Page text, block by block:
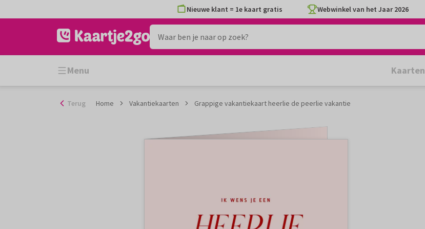
naar
Nieuwe klant = 1e kaart gratis Webwinkel van het Jaar 2026
Menu Kaarten
Terug Home Vakantiekaarten Grappige vakantiekaart heerlie de peerlie vakantie